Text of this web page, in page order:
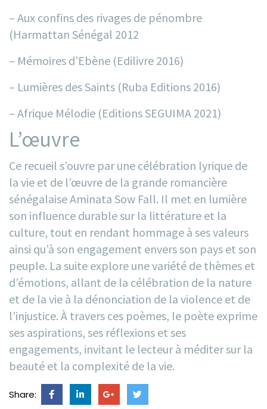
– Aux confins des rivages de pénombre
(Harmattan Sénégal 2012
– Mémoires d’Ebène (Edilivre 2016)
– Lumières des Saints (Ruba Editions 2016)
– Afrique Mélodie (Editions SEGUIMA 2021)
L’œuvre
Ce recueil s’ouvre par une célébration lyrique de
la vie et de l’œuvre de la grande romancière
sénégalaise Aminata Sow Fall. Il met en lumière
son influence durable sur la littérature et la
culture, tout en rendant hommage à ses valeurs
ainsi qu’à son engagement envers son pays et son
peuple. La suite explore une variété de thèmes et
d’émotions, allant de la célébration de la nature
et de la vie à la dénonciation de la violence et de
l’injustice. À travers ces poèmes, le poète exprime
ses aspirations, ses réflexions et ses
engagements, invitant le lecteur à méditer sur la
beauté et la complexité de la vie.
Share: